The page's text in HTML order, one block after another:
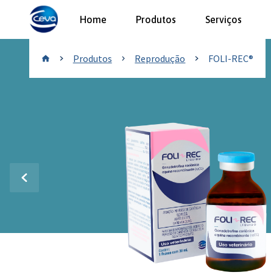
Home Produtos Serviços
Reprodução
Produtos Reprodução FOLI-REC®